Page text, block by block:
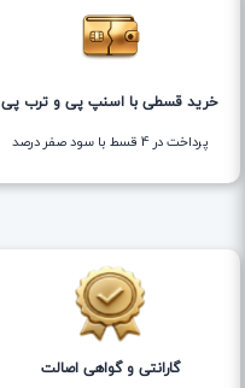
خرید قسطی با اسنپ پی و ترب پی
پرداخت در 4 قسط با سود صفر درصد
گارانتی و گواهی اصالت